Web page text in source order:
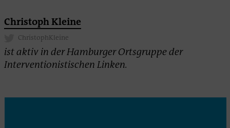
Christoph Kleine
ChristophKleine
ist aktiv in der Hamburger Ortsgruppe der
Interventionistischen Linken.